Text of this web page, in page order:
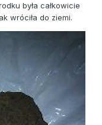
była całkowicie
wróciła do ziemi.